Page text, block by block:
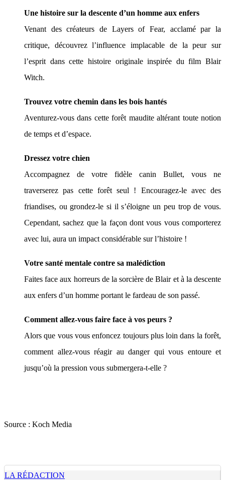
Une histoire sur la descente d’un homme aux enfers
Venant des créateurs de Layers of Fear, acclamé par la
critique, découvrez l’influence implacable de la peur sur
l’esprit dans cette histoire originale inspirée du film Blair
Witch.
Trouvez votre chemin dans les bois hantés
Aventurez-vous dans cette forêt maudite altérant toute notion
de temps et d’espace.
Dressez votre chien
Accompagnez de votre fidèle canin Bullet, vous ne
traverserez pas cette forêt seul ! Encouragez-le avec des
friandises, ou grondez-le si il s’éloigne un peu trop de vous.
Cependant, sachez que la façon dont vous vous comporterez
avec lui, aura un impact considérable sur l’histoire !
Votre santé mentale contre sa malédiction
Faites face aux horreurs de la sorcière de Blair et à la descente
aux enfers d’un homme portant le fardeau de son passé.
Comment allez-vous faire face à vos peurs ?
Alors que vous vous enfoncez toujours plus loin dans la forêt,
comment allez-vous réagir au danger qui vous entoure et
jusqu’où la pression vous submergera-t-elle ?
Source : Koch Media
LA RÉDACTION